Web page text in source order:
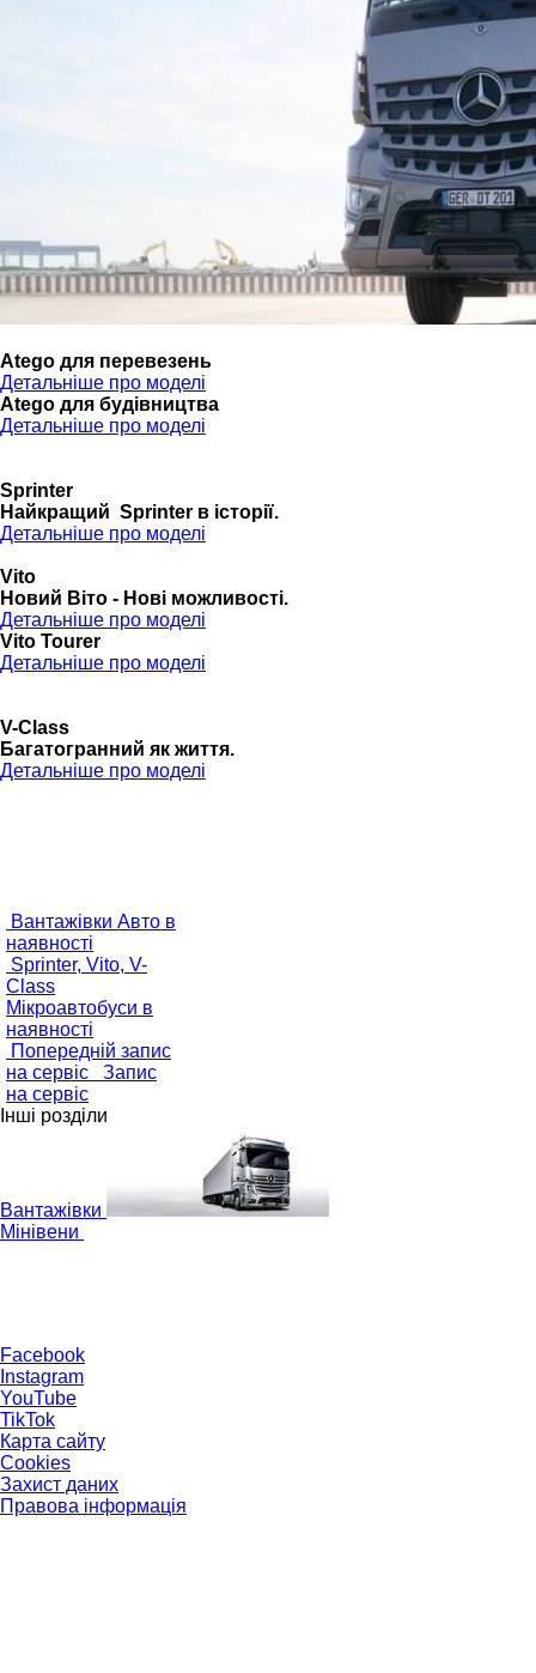
Atego для перевезень
Детальніше про моделі
Atego для будівництва
Детальніше про моделі
Sprinter
Найкращий Sprinter в історії.
Детальніше про моделі
Vito
Новий Віто - Нові можливості.
Детальніше про моделі
Vito Tourer
Детальніше про моделі
V-Class
Багатогранний як життя.
Детальніше про моделі
Вантажівки Авто в
наявності
Sprinter, Vito, V-
Class
Мікроавтобуси в
наявності
Попередній запис
на сервіс Запис
на сервіс
Інші розділи
Вантажівки
Мінівени
Facebook
Instagram
YouTube
TikTok
Карта сайту
Cookies
Захист даних
Правова інформація